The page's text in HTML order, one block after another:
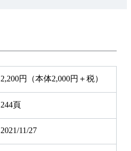
2,200円（本体2,000円＋税）
244頁
2021/11/27